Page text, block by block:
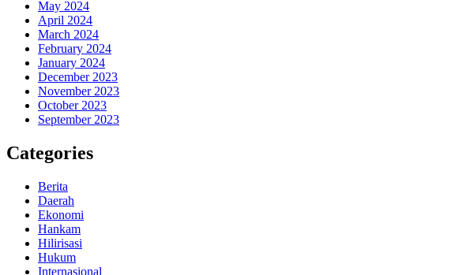
May 2024
April 2024
March 2024
February 2024
January 2024
December 2023
November 2023
October 2023
September 2023
Categories
Berita
Daerah
Ekonomi
Hankam
Hilirisasi
Hukum
Internasional